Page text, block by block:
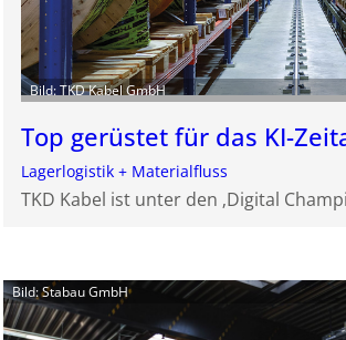
Bild: TKD Kabel GmbH
Top gerüstet für das KI-
Lagerlogistik + Materialfluss
TKD Kabel ist unter den ‚Digital
Bild: Stabau GmbH